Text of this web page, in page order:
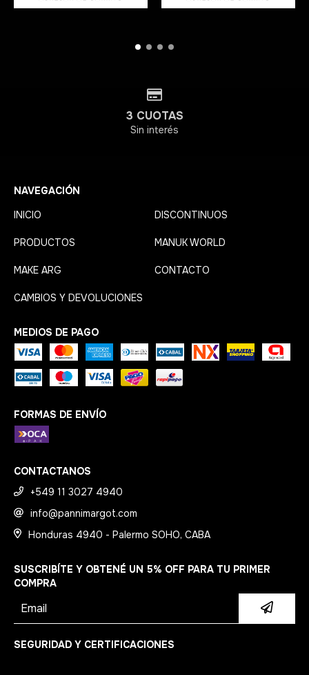
3 CUOTAS
Sin interés
NAVEGACIÓN
INICIO
DISCONTINUOS
PRODUCTOS MANUK WORLD
MAKE ARG CONTACTO
CAMBIOS Y DEVOLUCIONES
MEDIOS DE PAGO
FORMAS DE ENVÍO
CONTACTANOS
+549 11 3027 4940
info@pannimargot.com
Honduras 4940 - Palermo SOHO, CABA
SUSCRIBÍTE Y OBTENÉ UN 5% OFF PARA TU PRIMER
COMPRA
SEGURIDAD Y CERTIFICACIONES